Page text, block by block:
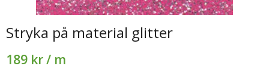
Stryka på material glitter
189 kr/ m